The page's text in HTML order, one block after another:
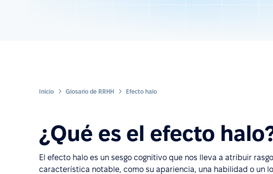
Inicio Glosario de RRHH Efecto halo
¿Qué es el efecto
El efecto halo es un sesgo cognitivo que nos lleva a atribuir
característica notable, como su apariencia, una habilidad o un